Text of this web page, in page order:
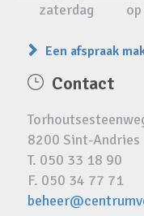
zaterdag
Een afspraak
Contact
8200 Sint-Andries
T. 050 33 18 90
F. 050 34 77 71